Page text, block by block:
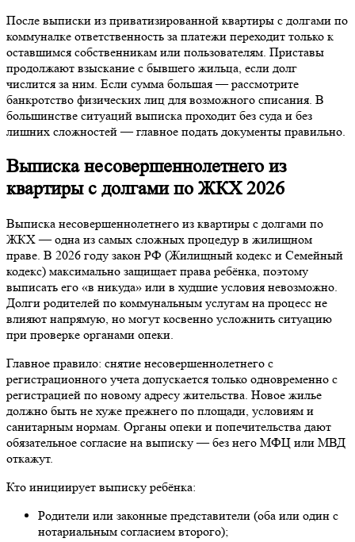
После выписки из приватизированной квартиры с долгами по
коммуналке ответственность за платежи переходит только к
оставшимся собственникам или пользователям. Приставы
продолжают взыскание с бывшего жильца, если долг
числится за ним. Если сумма большая — рассмотрите
банкротство физических лиц для возможного списания. В
большинстве ситуаций выписка проходит без суда и без
лишних сложностей — главное подать документы правильно.
Выписка несовершеннолетнего из
квартиры с долгами по ЖКХ 2026
Выписка несовершеннолетнего из квартиры с долгами по
ЖКХ — одна из самых сложных процедур в жилищном
праве. В 2026 году закон РФ (Жилищный кодекс и Семейный
кодекс) максимально защищает права ребёнка, поэтому
выписать его «в никуда» или в худшие условия невозможно.
Долги родителей по коммунальным услугам на процесс не
влияют напрямую, но могут косвенно усложнить ситуацию
при проверке органами опеки.
Главное правило: снятие несовершеннолетнего с
регистрационного учета допускается только одновременно с
регистрацией по новому адресу жительства. Новое жилье
должно быть не хуже прежнего по площади, условиям и
санитарным нормам. Органы опеки и попечительства дают
обязательное согласие на выписку — без него МФЦ или МВД
откажут.
Кто инициирует выписку ребёнка:
Родители или законные представители (оба или один с
нотариальным согласием второго);